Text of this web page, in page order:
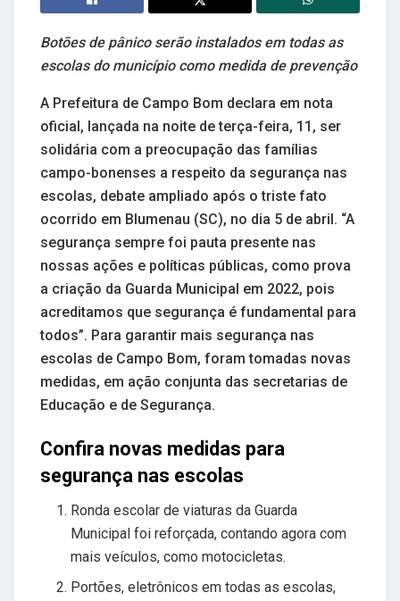
Botões de pânico serão instalados em todas as
escolas do município como medida de prevenção
A Prefeitura de Campo Bom declara em nota
oficial, lançada na noite de terça-feira, 11, ser
solidária com a preocupação das famílias
campo-bonenses a respeito da segurança nas
escolas, debate ampliado após o triste fato
ocorrido em Blumenau (SC), no dia 5 de abril. “A
segurança sempre foi pauta presente nas
nossas ações e políticas públicas, como prova
a criação da Guarda Municipal em 2022, pois
acreditamos que segurança é fundamental para
todos”. Para garantir mais segurança nas
escolas de Campo Bom, foram tomadas novas
medidas, em ação conjunta das secretarias de
Educação e de Segurança.
Confira novas medidas para
segurança nas escolas
Ronda escolar de viaturas da Guarda
Municipal foi reforçada, contando agora com
mais veículos, como motocicletas.
Portões, eletrônicos em todas as escolas,